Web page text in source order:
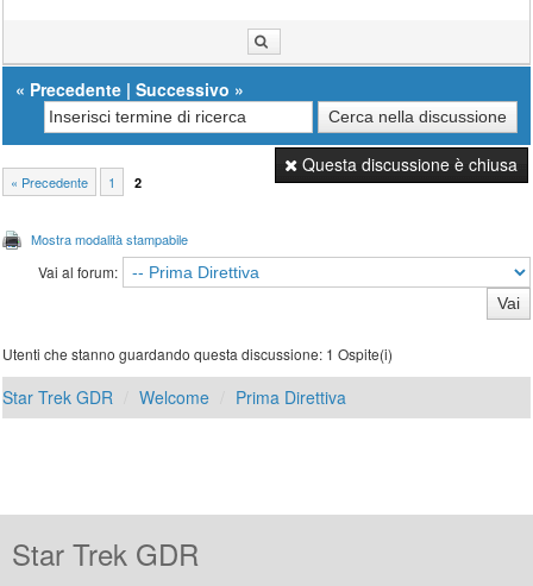
« Precedente |Successivo »
« Precedente 1 2
Questa discussione è chiusa
Mostra modalità stampabile
Vai al forum:
Utenti che stanno guardando questa discussione: 1 Ospite(i)
Star Trek GDR Welcome Prima Direttiva
Star Trek GDR